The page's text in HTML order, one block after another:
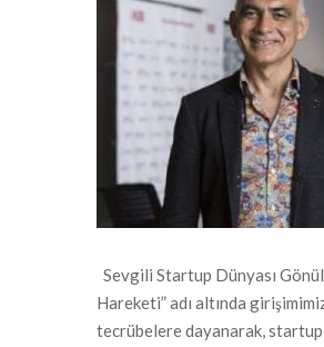
Sevgili Startup Dünyası
Hareketi” adı altında
tecrübelere dayanarak,